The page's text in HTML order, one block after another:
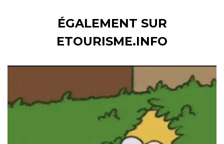
ÉGALEMENT SUR
ETOURISME.INFO